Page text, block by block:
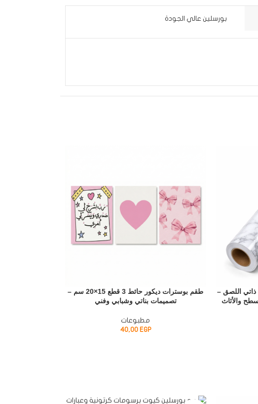
بورسلين عالي الجودة
5 متر × 65 سم ذاتي اللصق –
والأثاث
طقم بوسترات ديكور حائط 3 قطع 15×20 سم –
تصميمات بناتي وشبابي وفني
مطبوعات
40,00 EGP